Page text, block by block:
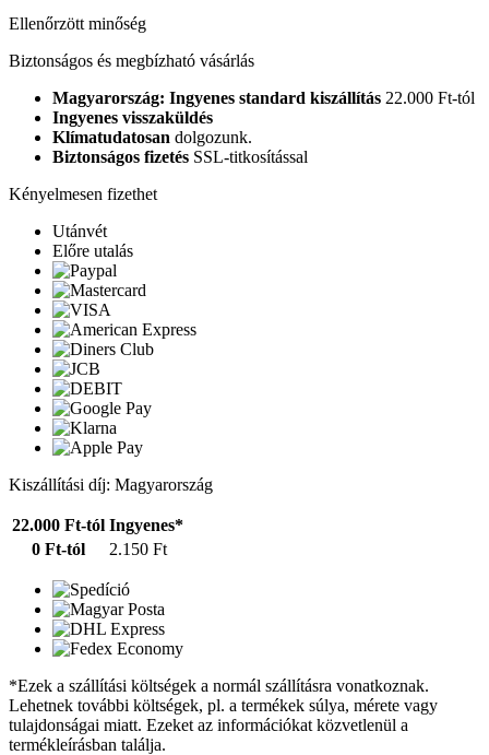
Ellenőrzött minőség
Biztonságos és megbízható vásárlás
Magyarország: Ingyenes standard kiszállítás 22.000 Ft-tól
Ingyenes visszaküldés
Klímatudatosan dolgozunk.
Biztonságos fizetés SSL-titkosítással
Kényelmesen fizethet
Utánvét
Előre utalás
Kiszállítási díj: Magyarország
22.000 Ft-tól Ingyenes*
0 Ft-tól
2.150 Ft
*Ezek a szállítási költségek a normál szállításra vonatkoznak.
Lehetnek további költségek, pl. a termékek súlya, mérete vagy
tulajdonságai miatt. Ezeket az információkat közvetlenül a
termékleírásban találja.